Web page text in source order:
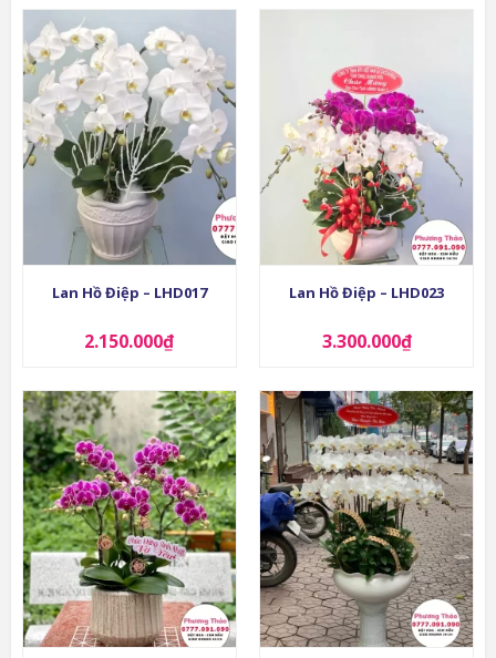
Lan Hồ Điệp – LHD017
2.150.000₫
Lan Hồ Điệp – LHD023
3.300.000₫